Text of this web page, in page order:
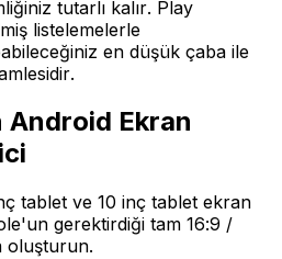
tutarlı kalır. Play
listelemelerle
en düşük çaba ile
Android Ekran
tablet ve 10 inç tablet ekran
gerektirdiği tam 16:9 /
oluşturun.